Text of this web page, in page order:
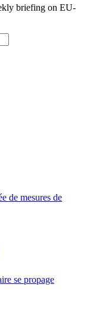
briefing on EU-
de mesures de
se propage